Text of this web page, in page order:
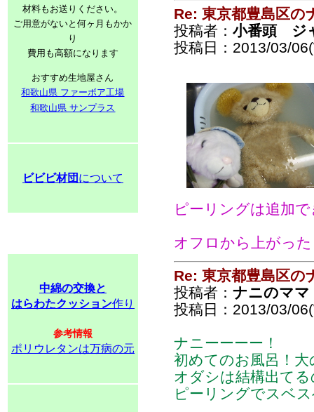
材料もお送りください。
ご用意がないと何ヶ月もかか
り
費用も高額になります
おすすめ生地屋さん
和歌山県 ファーボア工場
和歌山県 サンプラス
ビビビ材団 について
中綿の交換と
はらわたクッション作り
参考情報
ポリウレタンは万病の元
Re: 東京都豊島区の
投稿者： 小番頭 ジ
投稿日：2013/03/
ピーリングは追加
オフロから上がっ
Re: 東京都豊島区の
投稿者： ナニのママ
投稿日：2013/03/
ナニーーーー！
初めてのお風呂！
オダシは結構出て
ピーリングでスベ